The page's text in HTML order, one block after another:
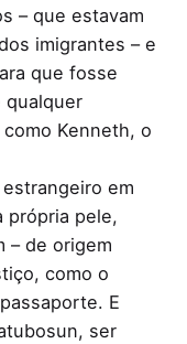
– que estavam
imigrantes – e
que fosse
qualquer
Kenneth, o
em
própria pele,
– de origem
como o
E
ser